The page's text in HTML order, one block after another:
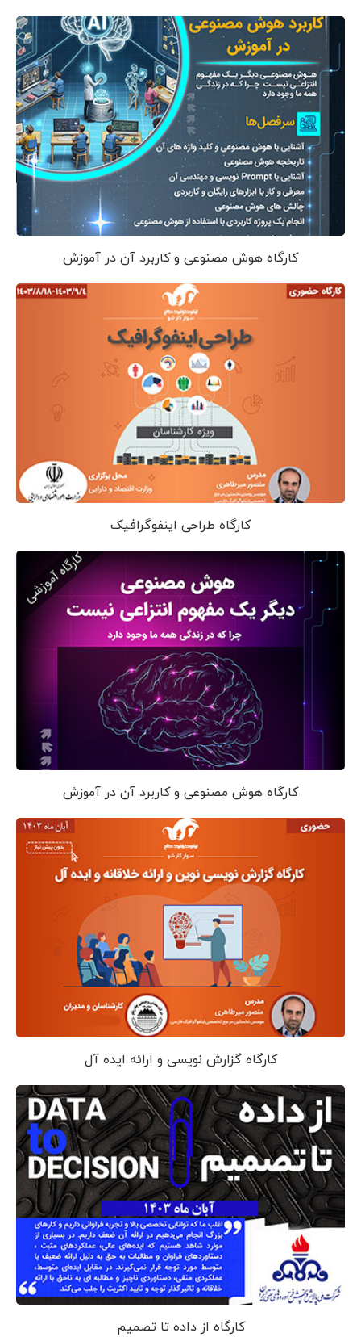
کارگاه هوش مصنوعی و کاربرد آن در آموزش
کارگاه طراحی اینفوگرافیک
کارگاه هوش مصنوعی و کاربرد آن در آموزش
کارگاه گزارش نویسی و ارائه ایده آل
کارگاه از داده تا تصمیم